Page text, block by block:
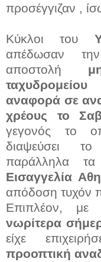
προσέγγιζαν ,
Κύκλοι του
απέδωσαν
αποστολή
αναφορά σε
χρέους το
γεγονός το
διαψεύσει
παράλληλα
Εισαγγελία
απόδοση τυχόν
Επιπλέον, με
νωρίτερα
είχε
προοπτική